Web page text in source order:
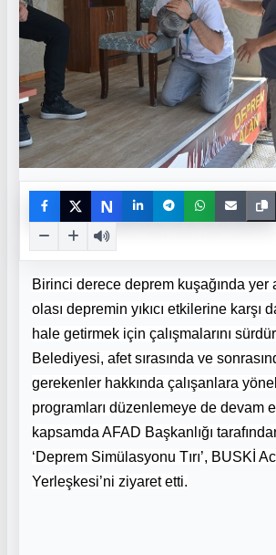
N
Birinci derece deprem kuşağında yer
olası depremin yıkıcı etkilerine karşı
hale getirmek için çalışmalarını
Belediyesi, afet sırasında ve
gerekenler hakkında çalışanlara
programları düzenlemeye de devam
kapsamda AFAD Başkanlığı
‘Deprem Simülasyonu Tırı’, BUSKİ
Yerleşkesi’ni ziyaret etti.